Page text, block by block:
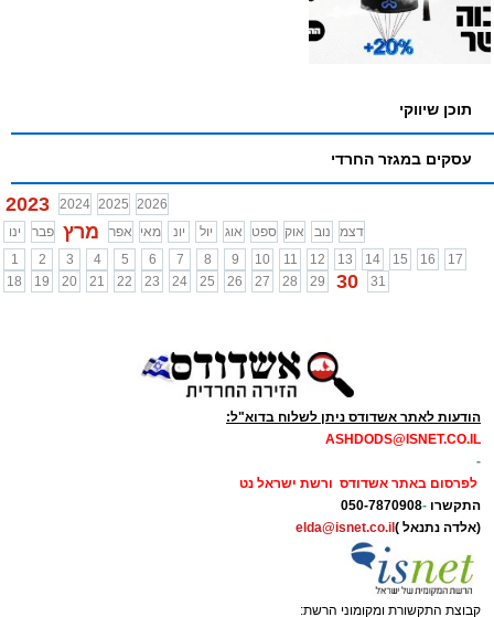
תוכן שיווקי
עסקים במגזר החרדי
2023 2024 2025 2026
ינו
פבר מרץ אפר מאי יונ יול אוג ספט אוק נוב
דצמ
1
2 3 4 5 6 7 8 9 10 11 12 13 14 15 16
17
18
19 20 21 22 23 24 25 26 27 28 29 30 31
הודעות לאתר אשדודס ניתן לשלוח בדוא"ל:
ASHDODS@ISNET.CO.IL
-
לפרסום באתר אשדודס ורשת ישראל נט
התקשרו -
050-7870908
(אלדה נתנאל ) elda@isnet.co.il
קבוצת התקשורת ומקומוני הרשת: